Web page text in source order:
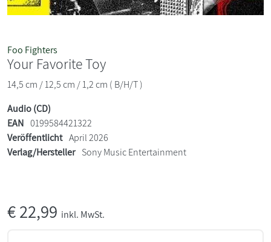
Foo Fighters
Your Favorite Toy
14,5 cm / 12,5 cm / 1,2 cm ( B/H/T )
Audio (CD)
EAN 0199584421322
Veröffentlicht April 2026
Verlag/Hersteller Sony Music Entertainment
€22,99 inkl. MwSt.